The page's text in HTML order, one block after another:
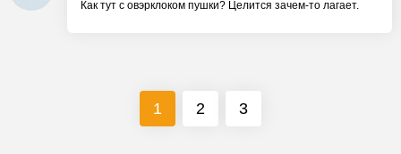
Как тут с овэрклоком пушки? Целится зачем-то лагает.
1 2 3